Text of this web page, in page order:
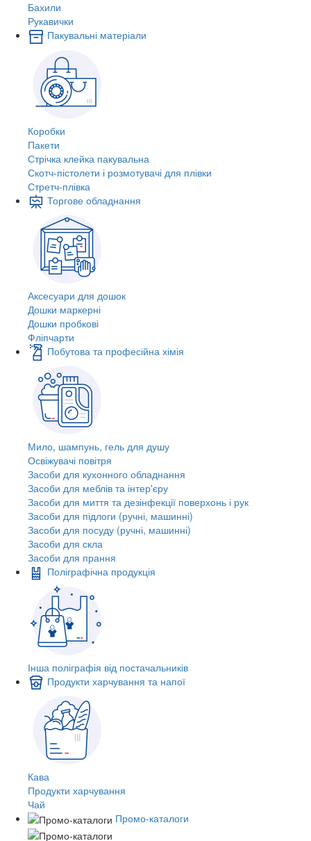
Бахили
Рукавички
Пакувальні матеріали
Коробки
Пакети
Стрічка клейка пакувальна
Скотч-пістолети і розмотувачі для плівки
Стретч-плівка
Торгове обладнання
Аксесуари для дошок
Дошки маркерні
Дошки пробкові
Фліпчарти
Побутова та професійна хімія
Мило, шампунь, гель для душу
Освіжувачі повітря
Засоби для кухонного обладнання
Засоби для меблів та інтер'єру
Засоби для миття та дезінфекції поверхонь і рук
Засоби для підлоги (ручні, машинні)
Засоби для посуду (ручні, машинні)
Засоби для скла
Засоби для прання
Поліграфічна продукція
Інша поліграфія від постачальників
Продукти харчування та напої
Кава
Продукти харчування
Чай
Промо-каталоги